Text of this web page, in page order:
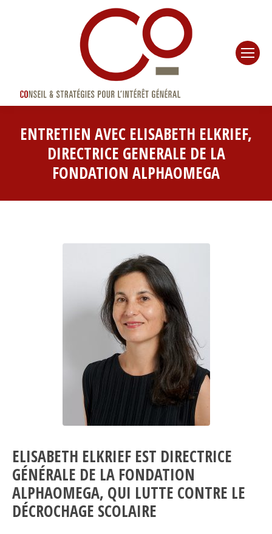
ENTRETIEN AVEC ELISABETH ELKRIEF,
DIRECTRICE GENERALE DE LA
FONDATION ALPHAOMEGA
ELISABETH ELKRIEF EST DIRECTRICE
GÉNÉRALE DE LA FONDATION
ALPHAOMEGA, QUI LUTTE CONTRE LE
DÉCROCHAGE SCOLAIRE